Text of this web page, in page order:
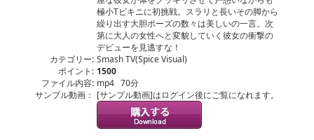
極小Tビキニに初挑戦。スラリと長いその脚から
繰り出す大胆ポーズの数々は美しいの一言。次
第に大人の女性へと変貌していく彼女の衝撃の
デビューを見逃すな！
カテゴリー: Smash TV(Spice Visual)
ポイント: 1500
ファイル内容: mp4 70分
サンプル動画： [サンプル動画]はログイン後にご覧になれます。